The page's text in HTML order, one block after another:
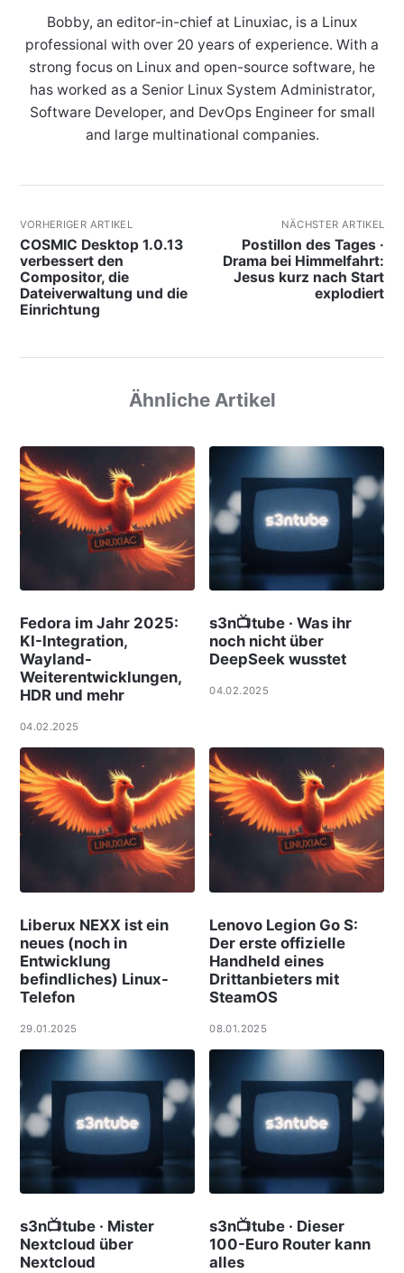
Bobby, an editor-in-chief at Linuxiac, is a Linux
professional with over 20 years of experience. With a
strong focus on Linux and open-source software, he
has worked as a Senior Linux System Administrator,
Software Developer, and DevOps Engineer for small
and large multinational companies.
VORHERIGER ARTIKEL
COSMIC Desktop 1.0.13
verbessert den
Compositor, die
Dateiverwaltung und die
Einrichtung
NÄCHSTER ARTIKEL
Postillon des Tages ·
Drama bei Himmelfahrt:
Jesus kurz nach Start
explodiert
Ähnliche Artikel
Fedora im Jahr 2025:
KI-Integration,
Wayland-
Weiterentwicklungen,
HDR und mehr
04.02.2025
s3n📺tube · Was ihr
noch nicht über
DeepSeek wusstet
04.02.2025
Liberux NEXX ist ein
neues (noch in
Entwicklung
befindliches) Linux-
Telefon
29.01.2025
Lenovo Legion Go S:
Der erste offizielle
Handheld eines
Drittanbieters mit
SteamOS
08.01.2025
s3n📺tube · Mister
Nextcloud über
Nextcloud
s3n📺tube · Dieser
100-Euro Router kann
alles